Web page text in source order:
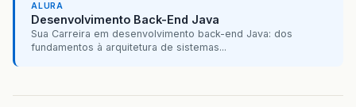
ALURA
Desenvolvimento Back-End Java
Sua Carreira em desenvolvimento back-end Java: dos
fundamentos à arquitetura de sistemas...